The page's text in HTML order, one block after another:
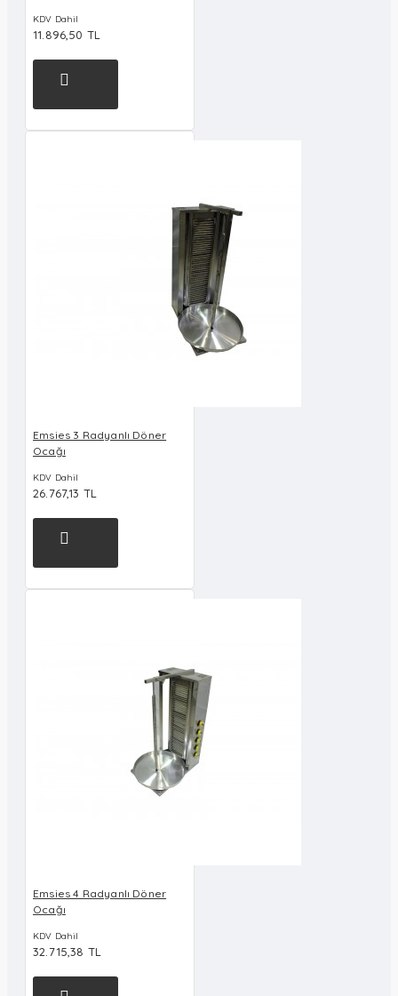
KDV Dahil
11.896,50 TL
Emsies 3 Radyanlı Döner
Ocağı
KDV Dahil
26.767,13 TL
Emsies 4 Radyanlı Döner
Ocağı
KDV Dahil
32.715,38 TL